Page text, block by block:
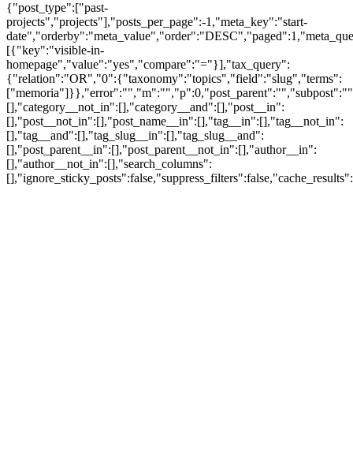
{"post_type":["past-
projects","projects"],"posts_per_page":-1,"meta_key":"start-
[{"key":"visible-in-
homepage","value":"yes","compare":"="}],"tax_query":
{"relation":"OR","0":{"taxonomy":"topics","field":"slug","terms":
[],"category__not_in":[],"category__and":[],"post__in":
[],"post__not_in":[],"post_name__in":[],"tag__in":[],"tag__not_in":
[],"tag__and":[],"tag_slug__in":[],"tag_slug__and":
[],"post_parent__in":[],"post_parent__not_in":[],"author__in":
[],"author__not_in":[],"search_columns":